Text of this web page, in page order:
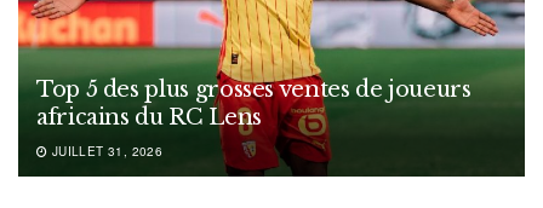
Top 5 des plus grosses ventes de joueurs
africains du RC Lens
JUILLET 31, 2026